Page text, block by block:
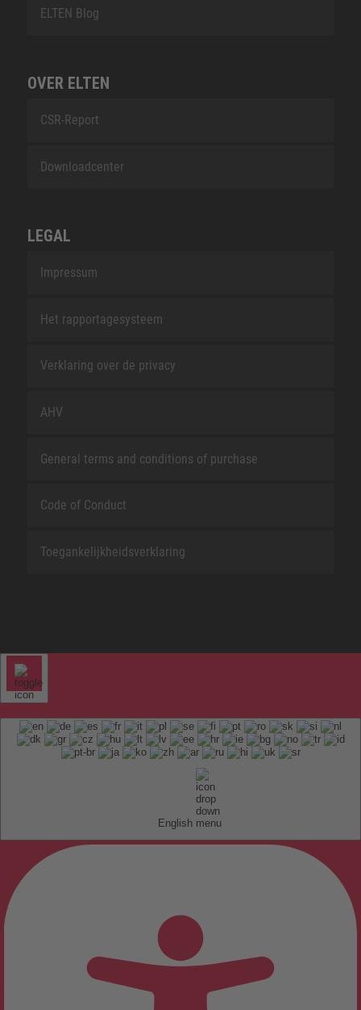
ELTEN Blog
OVER ELTEN
CSR-Report
Downloadcenter
LEGAL
Impressum
Het rapportagesysteem
Verklaring over de privacy
AHV
General terms and conditions of purchase
Code of Conduct
Toegankelijkheidsverklaring
English